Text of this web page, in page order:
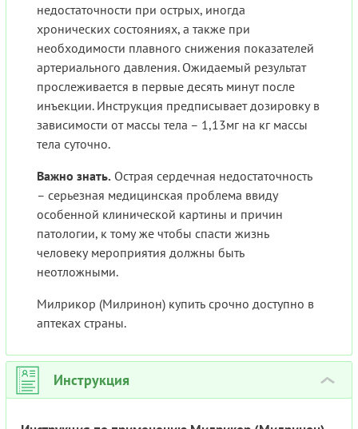
недостаточности при острых, иногда
хронических состояниях, а также при
необходимости плавного снижения показателей
артериального давления. Ожидаемый результат
прослеживается в первые десять минут после
инъекции. Инструкция предписывает дозировку в
зависимости от массы тела – 1,13мг на кг массы
тела суточно.
Важно знать. Острая сердечная недостаточность
– серьезная медицинская проблема ввиду
особенной клинической картины и причин
патологии, к тому же чтобы спасти жизнь
человеку мероприятия должны быть
неотложными.
Милрикор (Милринон) купить срочно доступно в
аптеках страны.
Инструкция ›